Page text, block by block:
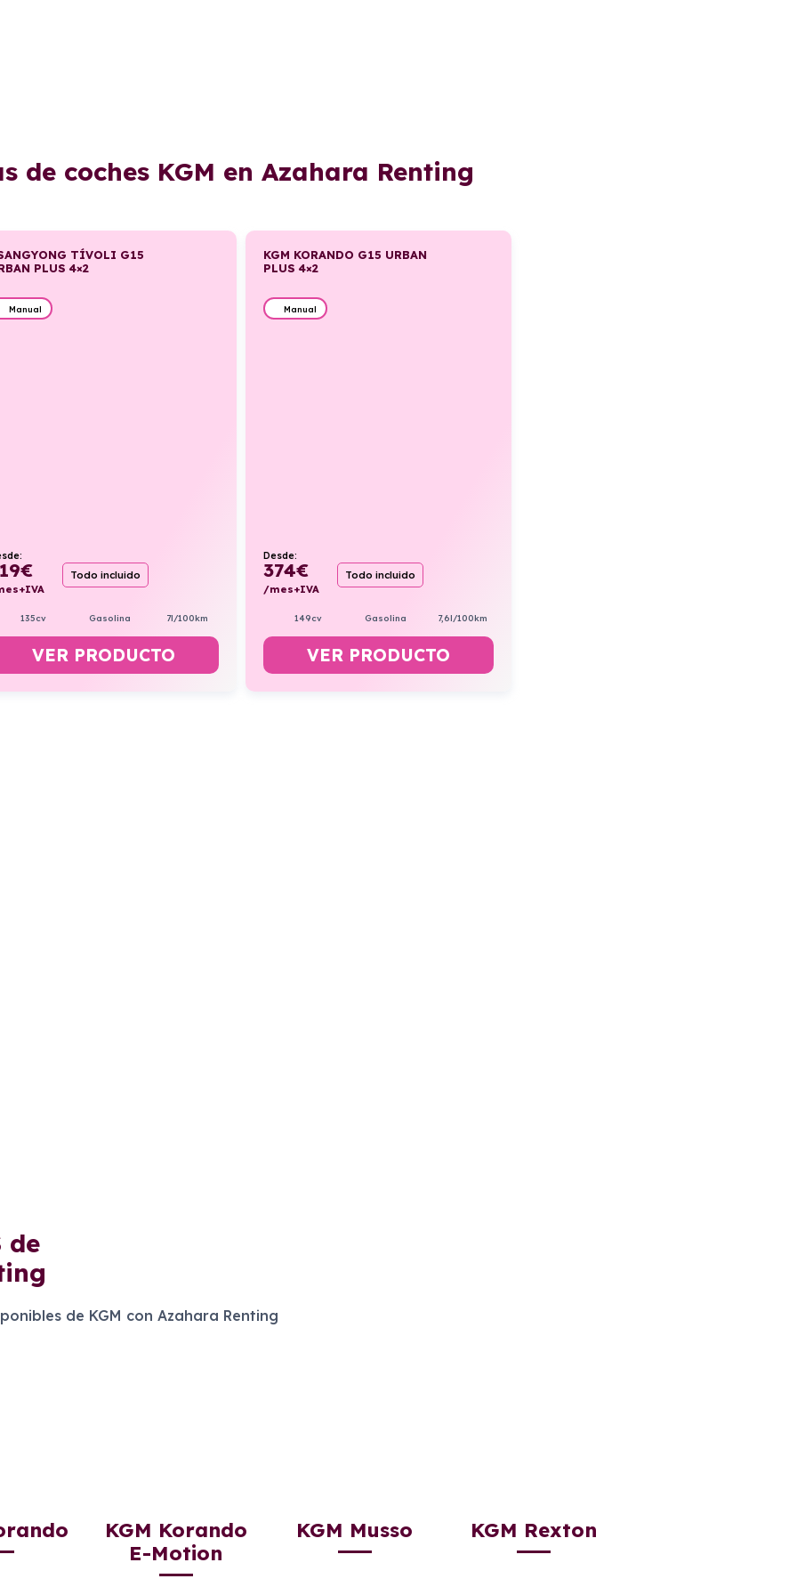
de coches KGM en Azahara Renting
TÍVOLI G15
PLUS 4×2
Manual
€ Todo incluido
135cv Gasolina 7l/100km
VER PRODUCTO
KGM KORANDO G15 URBAN
PLUS 4×2
Manual
Desde:
374€
/mes+IVA
Todo incluido
149cv Gasolina 7,6l/100km
VER PRODUCTO
de
de KGM con Azahara Renting
KGM Korando
E-Motion
KGM Musso KGM Rexton